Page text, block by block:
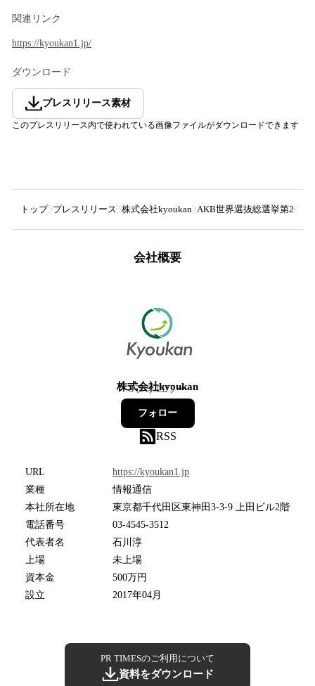
関連リンク
https://kyoukan1.jp/
ダウンロード
プレスリリース素材
このプレスリリース内で使われている画像ファイルがダウンロードできます
トップ プレスリリース 株式会社kyoukan AKB世界選抜総選挙第2位
会社概要
株式会社kyoukan
3フォロワー
フォロー
RSS
URL
https://kyoukan1.jp
業種
情報通信
本社所在地
東京都千代田区東神田3-3-9 上田ビル2階
電話番号
03-4545-3512
代表者名
石川淳
上場
未上場
資本金
500万円
設立
2017年04月
PR TIMESのご利用について
資料をダウンロード